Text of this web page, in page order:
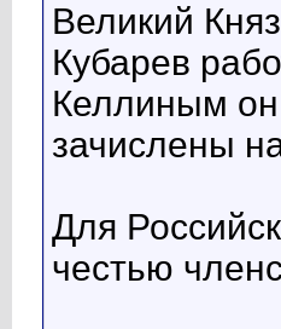
Великий
Кубарев
Келлиным он
зачислены
Для
честью